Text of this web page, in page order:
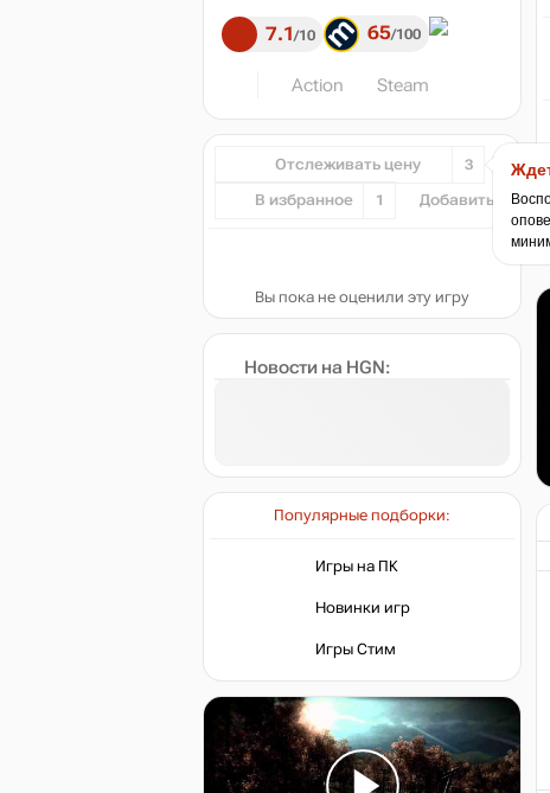
7.1 10 65 100
Action Steam
Отслеживать цену 3
В избранное 1 Добавить...
Вы пока не оценили эту игру
Новости на HGN:
Популярные подборки:
Игры на ПК
Новинки игр
Игры Стим